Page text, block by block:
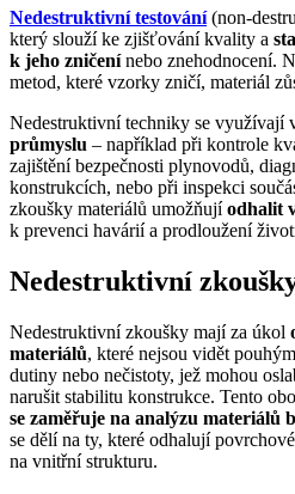
Nedestruktivní testování(non-
který slouží ke zjišťování kvality a
k jeho zničenínebo znehodnocení.
metod, které vzorky zničí, materiál
Nedestruktivní techniky se využívají
průmyslu – například při kontrole
zajištění bezpečnosti plynovodů,
konstrukcích, nebo při inspekci
zkoušky materiálů umožňujíodhalit
k prevenci havárií a prodloužení
Nedestruktivní
Nedestruktivní zkoušky mají za úkol
materiálů, které nejsou vidět
dutiny nebo nečistoty, jež mohou
narušit stabilitu konstrukce. Tento
se zaměřuje na analýzu materiálů
se dělí na ty, které odhalují
na vnitřní strukturu.